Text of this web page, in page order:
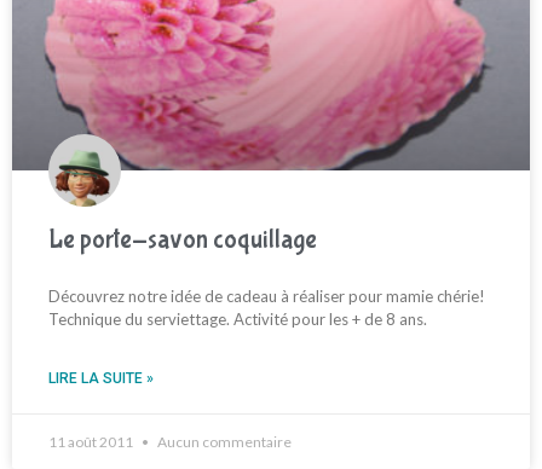
Le porte-savon coquillage
Découvrez notre idée de cadeau à réaliser pour mamie chérie!
Technique du serviettage. Activité pour les + de 8 ans.
LIRE LA SUITE »
11 août 2011 Aucun commentaire